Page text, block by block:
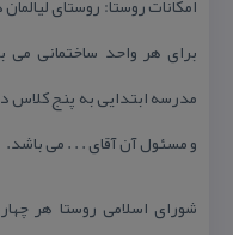
برای هر واحد ساختمانی می
مدرسه ابتدایی به پنج كلاس
و مسئول آن آقای . . . می باشد.
شورای اسلامی روستا هر